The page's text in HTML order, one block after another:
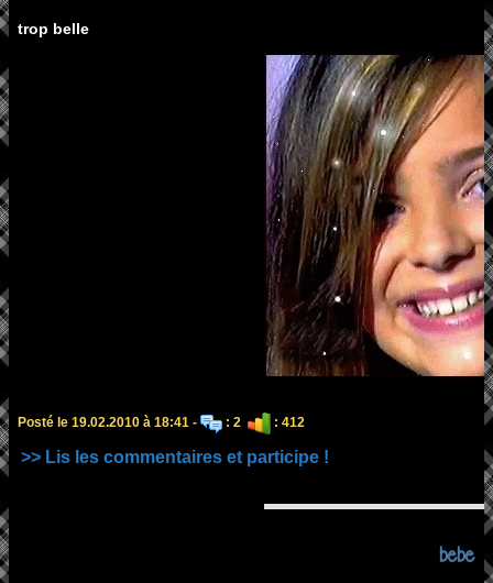
trop belle
Posté le 19.02.2010 à 18:41 - : 2 : 412
>> Lis les commentaires et participe !
bebe